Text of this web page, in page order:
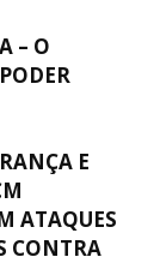
– O
E
ATAQUES
CONTRA